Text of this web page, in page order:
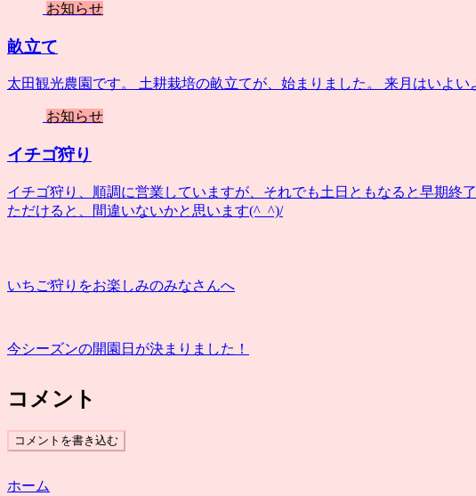
お知らせ
畝立て
太田観光農園です。 土耕栽培の畝立てが、始まりました。 来月はいよい
お知らせ
イチゴ狩り
イチゴ狩り、順調に営業していますが、それでも土日ともなると早期終
ただけると、間違いないかと思います(^_^)/
いちご狩りをお楽しみのみなさんへ
今シーズンの開園日が決まりました！
コメント
コメントを書き込む
ホーム